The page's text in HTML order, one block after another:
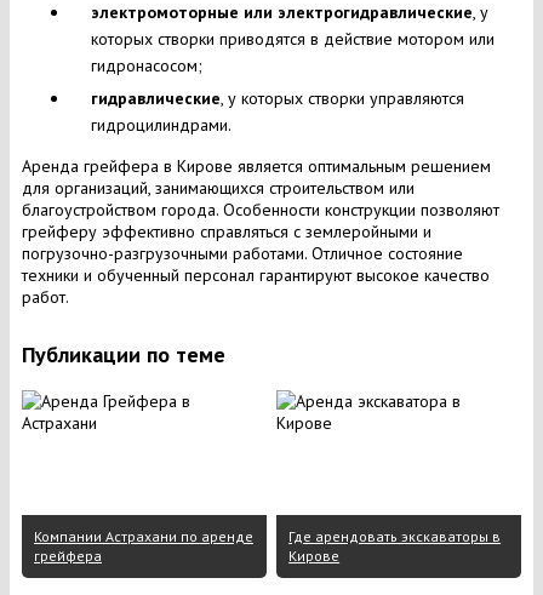
электромоторные или электрогидравлические, у
которых створки приводятся в действие мотором или
гидронасосом;
гидравлические, у которых створки управляются
гидроцилиндрами.
Аренда грейфера в Кирове является оптимальным решением
для организаций, занимающихся строительством или
благоустройством города. Особенности конструкции позволяют
грейферу эффективно справляться с землеройными и
погрузочно-разгрузочными работами. Отличное состояние
техники и обученный персонал гарантируют высокое качество
работ.
Публикации по теме
Компании Астрахани по аренде
грейфера
Где арендовать экскаваторы в
Кирове